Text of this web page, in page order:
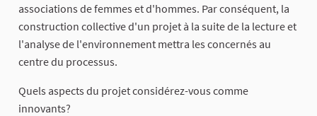
associations de femmes et d'hommes. Par conséquent, la
construction collective d'un projet à la suite de la lecture et
l'analyse de l'environnement mettra les concernés au
centre du processus.
Quels aspects du projet considérez-vous comme
innovants?